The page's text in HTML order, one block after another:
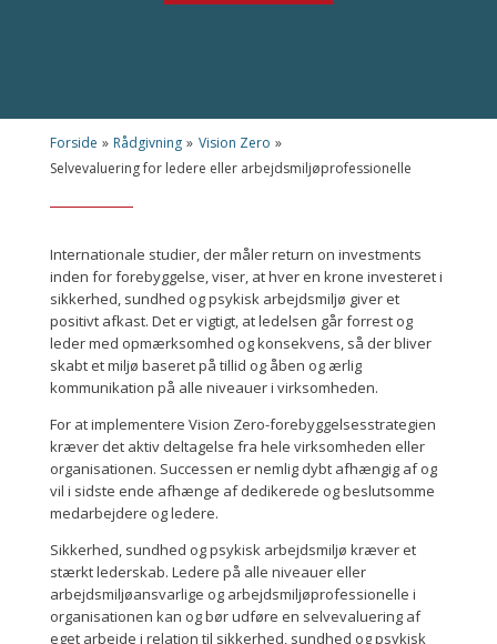
Forside » Rådgivning » Vision Zero »
Selvevaluering for ledere eller arbejdsmiljøprofessionelle
Internationale studier, der måler return on investments
inden for forebyggelse, viser, at hver en krone investeret i
sikkerhed, sundhed og psykisk arbejdsmiljø giver et
positivt afkast. Det er vigtigt, at ledelsen går forrest og
leder med opmærksomhed og konsekvens, så der bliver
skabt et miljø baseret på tillid og åben og ærlig
kommunikation på alle niveauer i virksomheden.
For at implementere Vision Zero-forebyggelsesstrategien
kræver det aktiv deltagelse fra hele virksomheden eller
organisationen. Successen er nemlig dybt afhængig af og
vil i sidste ende afhænge af dedikerede og beslutsomme
medarbejdere og ledere.
Sikkerhed, sundhed og psykisk arbejdsmiljø kræver et
stærkt lederskab. Ledere på alle niveauer eller
arbejdsmiljøansvarlige og arbejdsmiljøprofessionelle i
organisationen kan og bør udføre en selvevaluering af
eget arbejde i relation til sikkerhed, sundhed og psykisk